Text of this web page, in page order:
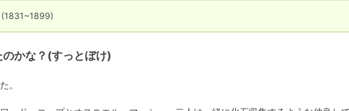
(1831~1899)
かな？(すっとぼけ)
。